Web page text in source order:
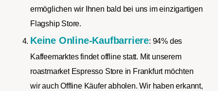
ermöglichen wir Ihnen bald bei uns im einzigartigen
Flagship Store.
Keine Online-Kaufbarriere: 94% des
Kaffeemarktes findet offline statt. Mit unserem
roastmarket Espresso Store in Frankfurt möchten
wir auch Offline Käufer abholen. Wir haben erkannt,